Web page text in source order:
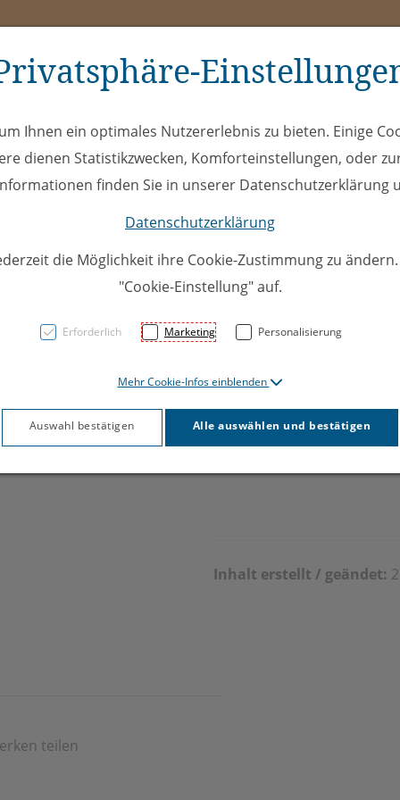
ÖEL Club
Daniel
Inhalt erstellt / geändet:
teilen
Ihnen ein optimales Nutzererlebnis zu bieten. Einige
dienen Statistikzwecken, Komforteinstellungen, oder
finden Sie in unserer Datenschutzerklärung
Datenschutzerklärung
die Möglichkeit ihre Cookie-Zustimmung zu
"Cookie-Einstellung" auf.
Erforderlich Marketing Personalisierung
Mehr Cookie-Infos einblenden
Auswahl bestätigen Alle auswählen und bestätigen